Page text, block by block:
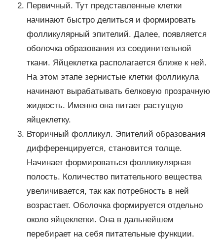
Первичный. Тут представленные клетки
начинают быстро делиться и формировать
фолликулярный эпителий. Далее, появляется
оболочка образования из соединительной
ткани. Яйцеклетка располагается ближе к ней.
На этом этапе зернистые клетки фолликула
начинают вырабатывать белковую прозрачную
жидкость. Именно она питает растущую
яйцеклетку.
Вторичный фолликул. Эпителий образования
дифференцируется, становится толще.
Начинает формироваться фолликулярная
полость. Количество питательного вещества
увеличивается, так как потребность в ней
возрастает. Оболочка формируется отдельно
около яйцеклетки. Она в дальнейшем
перебирает на себя питательные функции.